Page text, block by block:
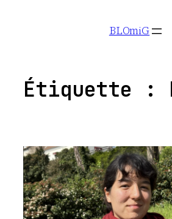
BLOmiG
Étiquette :